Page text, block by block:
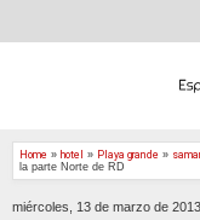
Home » hotel » Playa grande »
la parte Norte de RD
miércoles, 13 de marzo de 2013